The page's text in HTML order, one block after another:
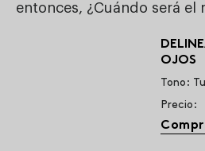
entonces, ¿Cuándo será el
OJOS
Tono:
Precio: